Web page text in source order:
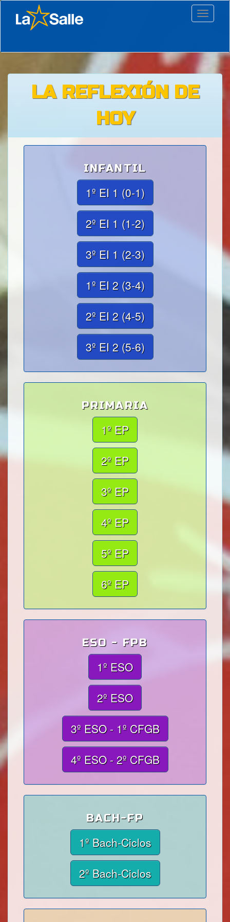
Toggle
LA REFLEXIÓN DE
HOY
INFANTIL
1º EI 1 (0-1)
2º EI 1 (1-2)
3º EI 1 (2-3)
1º EI 2 (3-4)
2º EI 2 (4-5)
3º EI 2 (5-6)
PRIMARIA
1º EP
2º EP
3º EP
4º EP
5º EP
6º EP
ESO - FPB
1º ESO
2º ESO
3º ESO - 1º CFGB
4º ESO - 2º CFGB
BACH-FP
1º Bach-Ciclos
2º Bach-Ciclos